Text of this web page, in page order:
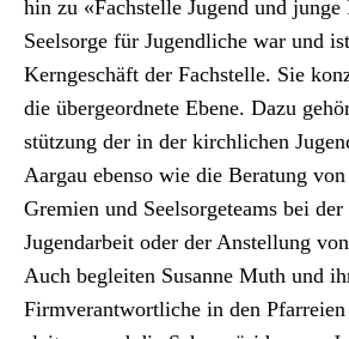
hin zu «Fach­stelle Jugend und junge
Seel­sorge für Jugendliche war und
Kerngeschäft der Fach­stelle. Sie
die über­ge­ord­nete Ebene. Dazu
stützung der in der kirch­lichen
Aar­gau eben­so wie die Beratung
Gremien und Seel­sor­geteams bei
Jugen­dar­beit oder der Anstel­lung
Auch begleit­en Susanne Muth und
Fir­mver­ant­wortliche in den